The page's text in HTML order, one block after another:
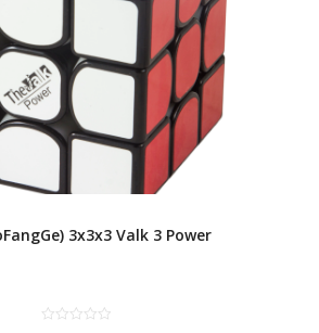
3x3x3 Valk 3 Power